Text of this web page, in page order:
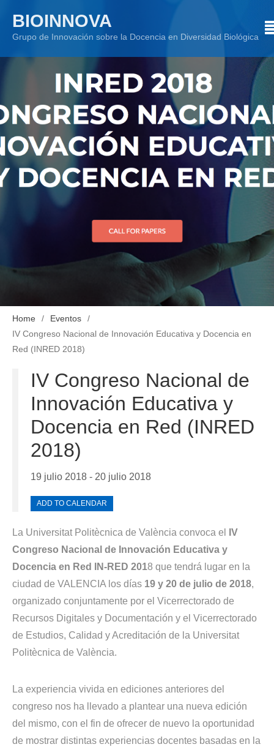
content
BIOINNOVA
Grupo de Innovación sobre la Docencia en Diversidad Biológica
Home
Eventos
IV Congreso Nacional de Innovación Educativa y Docencia en
Red (INRED 2018)
IV Congreso Nacional de
Innovación Educativa y
Docencia en Red (INRED
2018)
19 julio 2018 - 20 julio 2018
ADD TO CALENDAR
La Universitat Politècnica de València convoca el
IV
Congreso Nacional de Innovación Educativa y
Docencia en Red IN-RED 2018 que tendrá lugar en la
ciudad de VALENCIA los días 19 y 20 de julio de 2018,
organizado conjuntamente por el Vicerrectorado de
Recursos Digitales y Documentación y el Vicerrectorado
de Estudios, Calidad y Acreditación de la Universitat
Politècnica de València.
La experiencia vivida en ediciones anteriores del
congreso nos ha llevado a plantear una nueva edición
del mismo, con el fin de ofrecer de nuevo la oportunidad
de mostrar distintas experiencias docentes basadas en la